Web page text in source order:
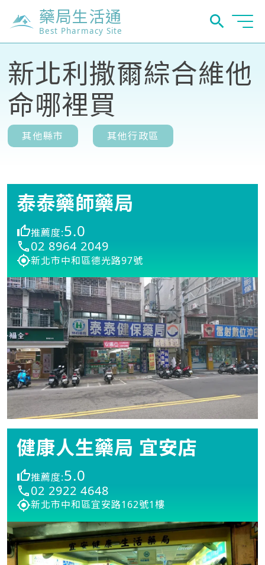
藥局生活通
Best Pharmacy Site
新北利撒爾綜合維他
命哪裡買
其他縣市 其他行政區
泰泰藥師藥局
推薦度:5.0
02 8964 2049
新北市中和區德光路97號
健康人生藥局 宜安店
推薦度:5.0
02 2922 4648
新北市中和區宜安路162號1樓